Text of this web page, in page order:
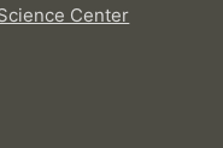
Center